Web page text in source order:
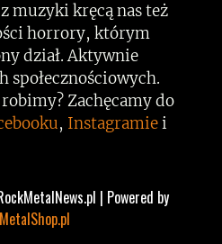
muzyki kręcą nas też
horrory, którym
dział. Aktywnie
społecznościowych.
Zachęcamy do
, Instagramiei
| Powered by